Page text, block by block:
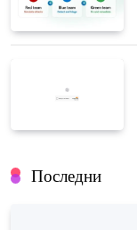
Последни